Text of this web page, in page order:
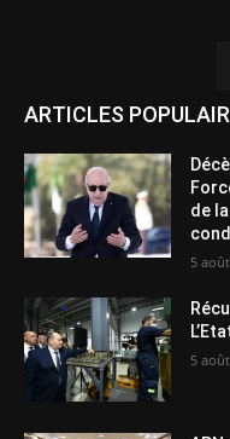
ARTICLES
de
5
5